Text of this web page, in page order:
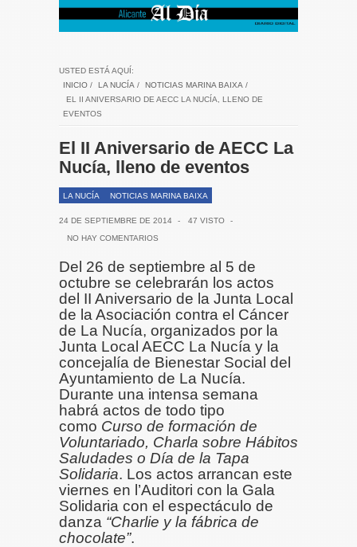
USTED ESTÁ AQUÍ:
INICIO / LA NUCÍA / NOTICIAS MARINA BAIXA /
EL II ANIVERSARIO DE AECC LA NUCÍA, LLENO DE
EVENTOS
El II Aniversario de AECC La
Nucía, lleno de eventos
LA NUCÍA NOTICIAS MARINA BAIXA
24 DE SEPTIEMBRE DE 2014 - 47 VISTO
-
NO HAY COMENTARIOS
Del 26 de septiembre al 5 de
octubre se celebrarán los actos
del II Aniversario de la Junta Local
de la Asociación contra el Cáncer
de La Nucía, organizados por la
Junta Local AECC La Nucía y la
concejalía de Bienestar Social del
Ayuntamiento de La Nucía.
Durante una intensa semana
habrá actos de todo tipo
como Curso de formación de
Voluntariado, Charla sobre Hábitos
Saludades o Día de la Tapa
Solidaria. Los actos arrancan este
viernes en l’Auditori con la Gala
Solidaria con el espectáculo de
danza “Charlie y la fábrica de
chocolate”.